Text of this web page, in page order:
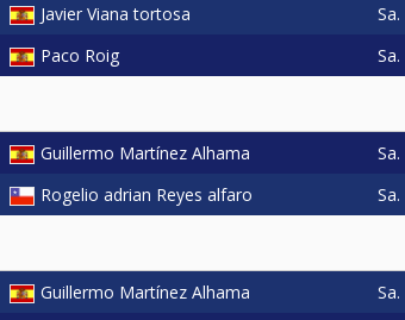
Javier Viana tortosa Sa.
Paco Roig Sa.
Guillermo Martínez Alhama Sa.
Rogelio adrian Reyes alfaro Sa.
Guillermo Martínez Alhama Sa.